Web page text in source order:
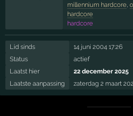
millennium hardcore
hardcore
hardcore
Lid sinds
14 juni 2004 17:26
Status
actief
Laatst hier
22 december 2025
Laatste aanpassing
zaterdag 2 maart